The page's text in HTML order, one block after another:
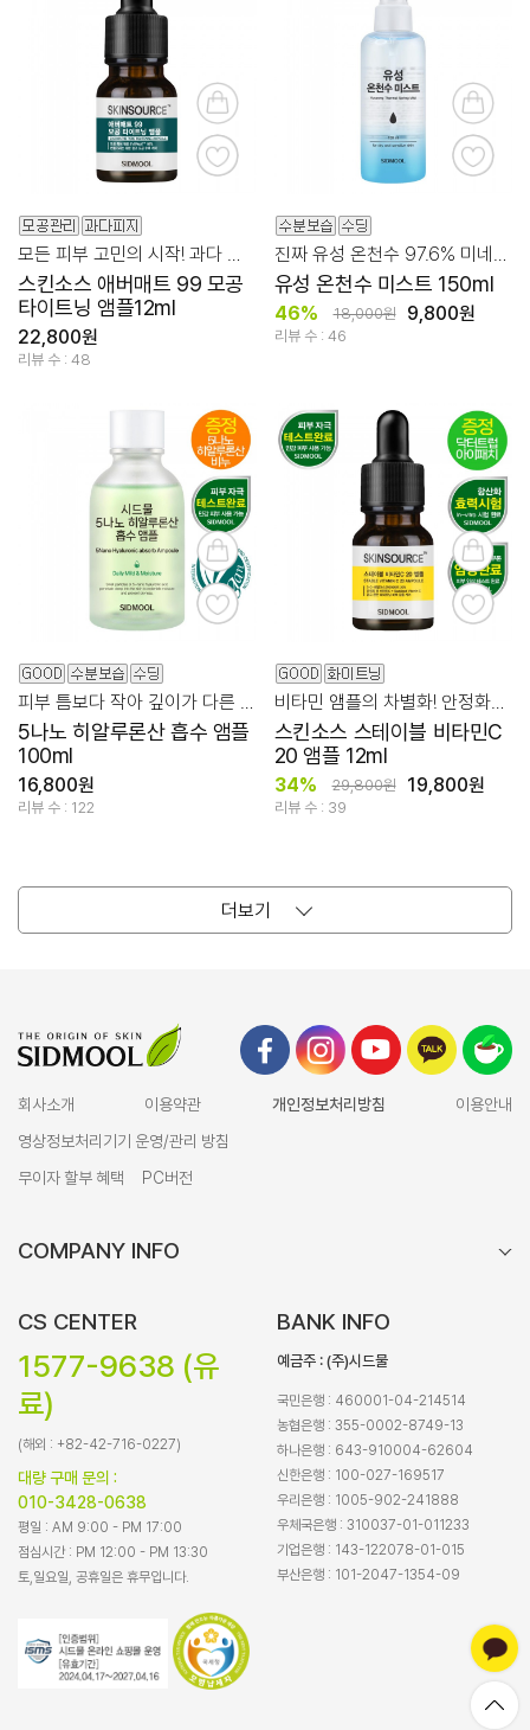
스킨소스 애버매트 99 모공
타이트닝 앰플12ml
22,800원
리뷰 수 : 48
유성 온천수 미스트 150ml
46% 18,000원 9,800원
리뷰 수 : 46
5나노 히알루론산 흡수 앰플
100ml
16,800원
리뷰 수 : 122
비타민 앰플의 차별화! 안정화된 미백 집중 케어
스킨소스 스테이블 비타민C
20 앰플 12ml
34% 29,800원 19,800원
리뷰 수 : 39
더보기
회사소개 이용약관 개인정보처리방침
이용안내
영상정보처리기기 운영/관리 방침
무이자 할부 혜택
PC버전
COMPANY INFO
CS CENTER
1577-9638 (유
료)
(해외 : +82-42-716-0227)
대량 구매 문의 :
010-3428-0638
평일 : AM 9:00 - PM 17:00
점심시간 : PM 12:00 - PM 13:30
토,일요일, 공휴일은 휴무입니다.
BANK INFO
예금주 : (주)시드물
국민은행 : 460001-04-214514
농협은행 : 355-0002-8749-13
하나은행 : 643-910004-62604
신한은행 : 100-027-169517
우리은행 : 1005-902-241888
우체국은행 : 310037-01-011233
기업은행 : 143-122078-01-015
부산은행 : 101-2047-1354-09